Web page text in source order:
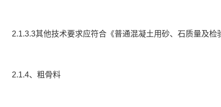
2.1.3.3其他技术要求应符合《普通混凝土用砂、石质量及检
2.1.4、粗骨料